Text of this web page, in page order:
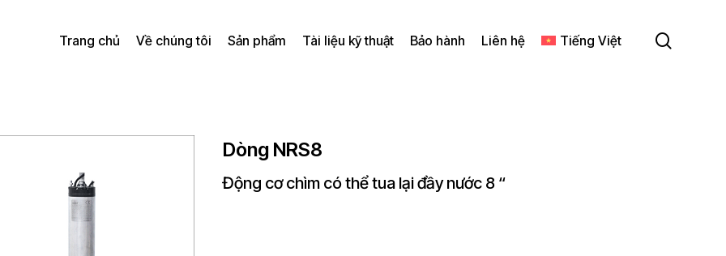
Trang chủ Về chúng tôi Sản phẩm Tài liệu kỹ thuật Bảo hành Liên hệ Tiếng Việt
Dòng NRS8
Động cơ chìm có thể tua lại đầy nước 8 “